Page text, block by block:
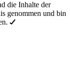
die Inhalte der
genommen und bin